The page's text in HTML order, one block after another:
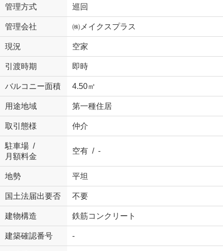
管理方式 巡回
管理会社 ㈱メイクスプラス
現況 空家
引渡時期 即時
バルコニー面積 4.50㎡
用途地域 第一種住居
取引態様 仲介
駐車場 /
月額料金
空有 / -
地勢 平坦
国土法届出要否 不要
建物構造 鉄筋コンクリート
建築確認番号 -